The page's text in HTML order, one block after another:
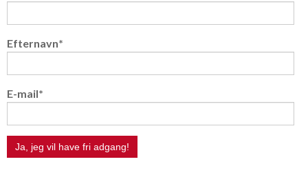
Efternavn*
E-mail*